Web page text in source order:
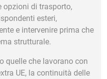
opzioni di trasporto,
esteri,
e intervenire prima che
strutturale.
quelle che lavorano con
UE, la continuità delle